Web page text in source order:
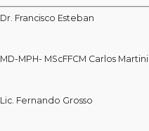
Dr. Francisco Esteban
MD-MPH- MScFFCM Carlos Martini
Lic. Fernando Grosso